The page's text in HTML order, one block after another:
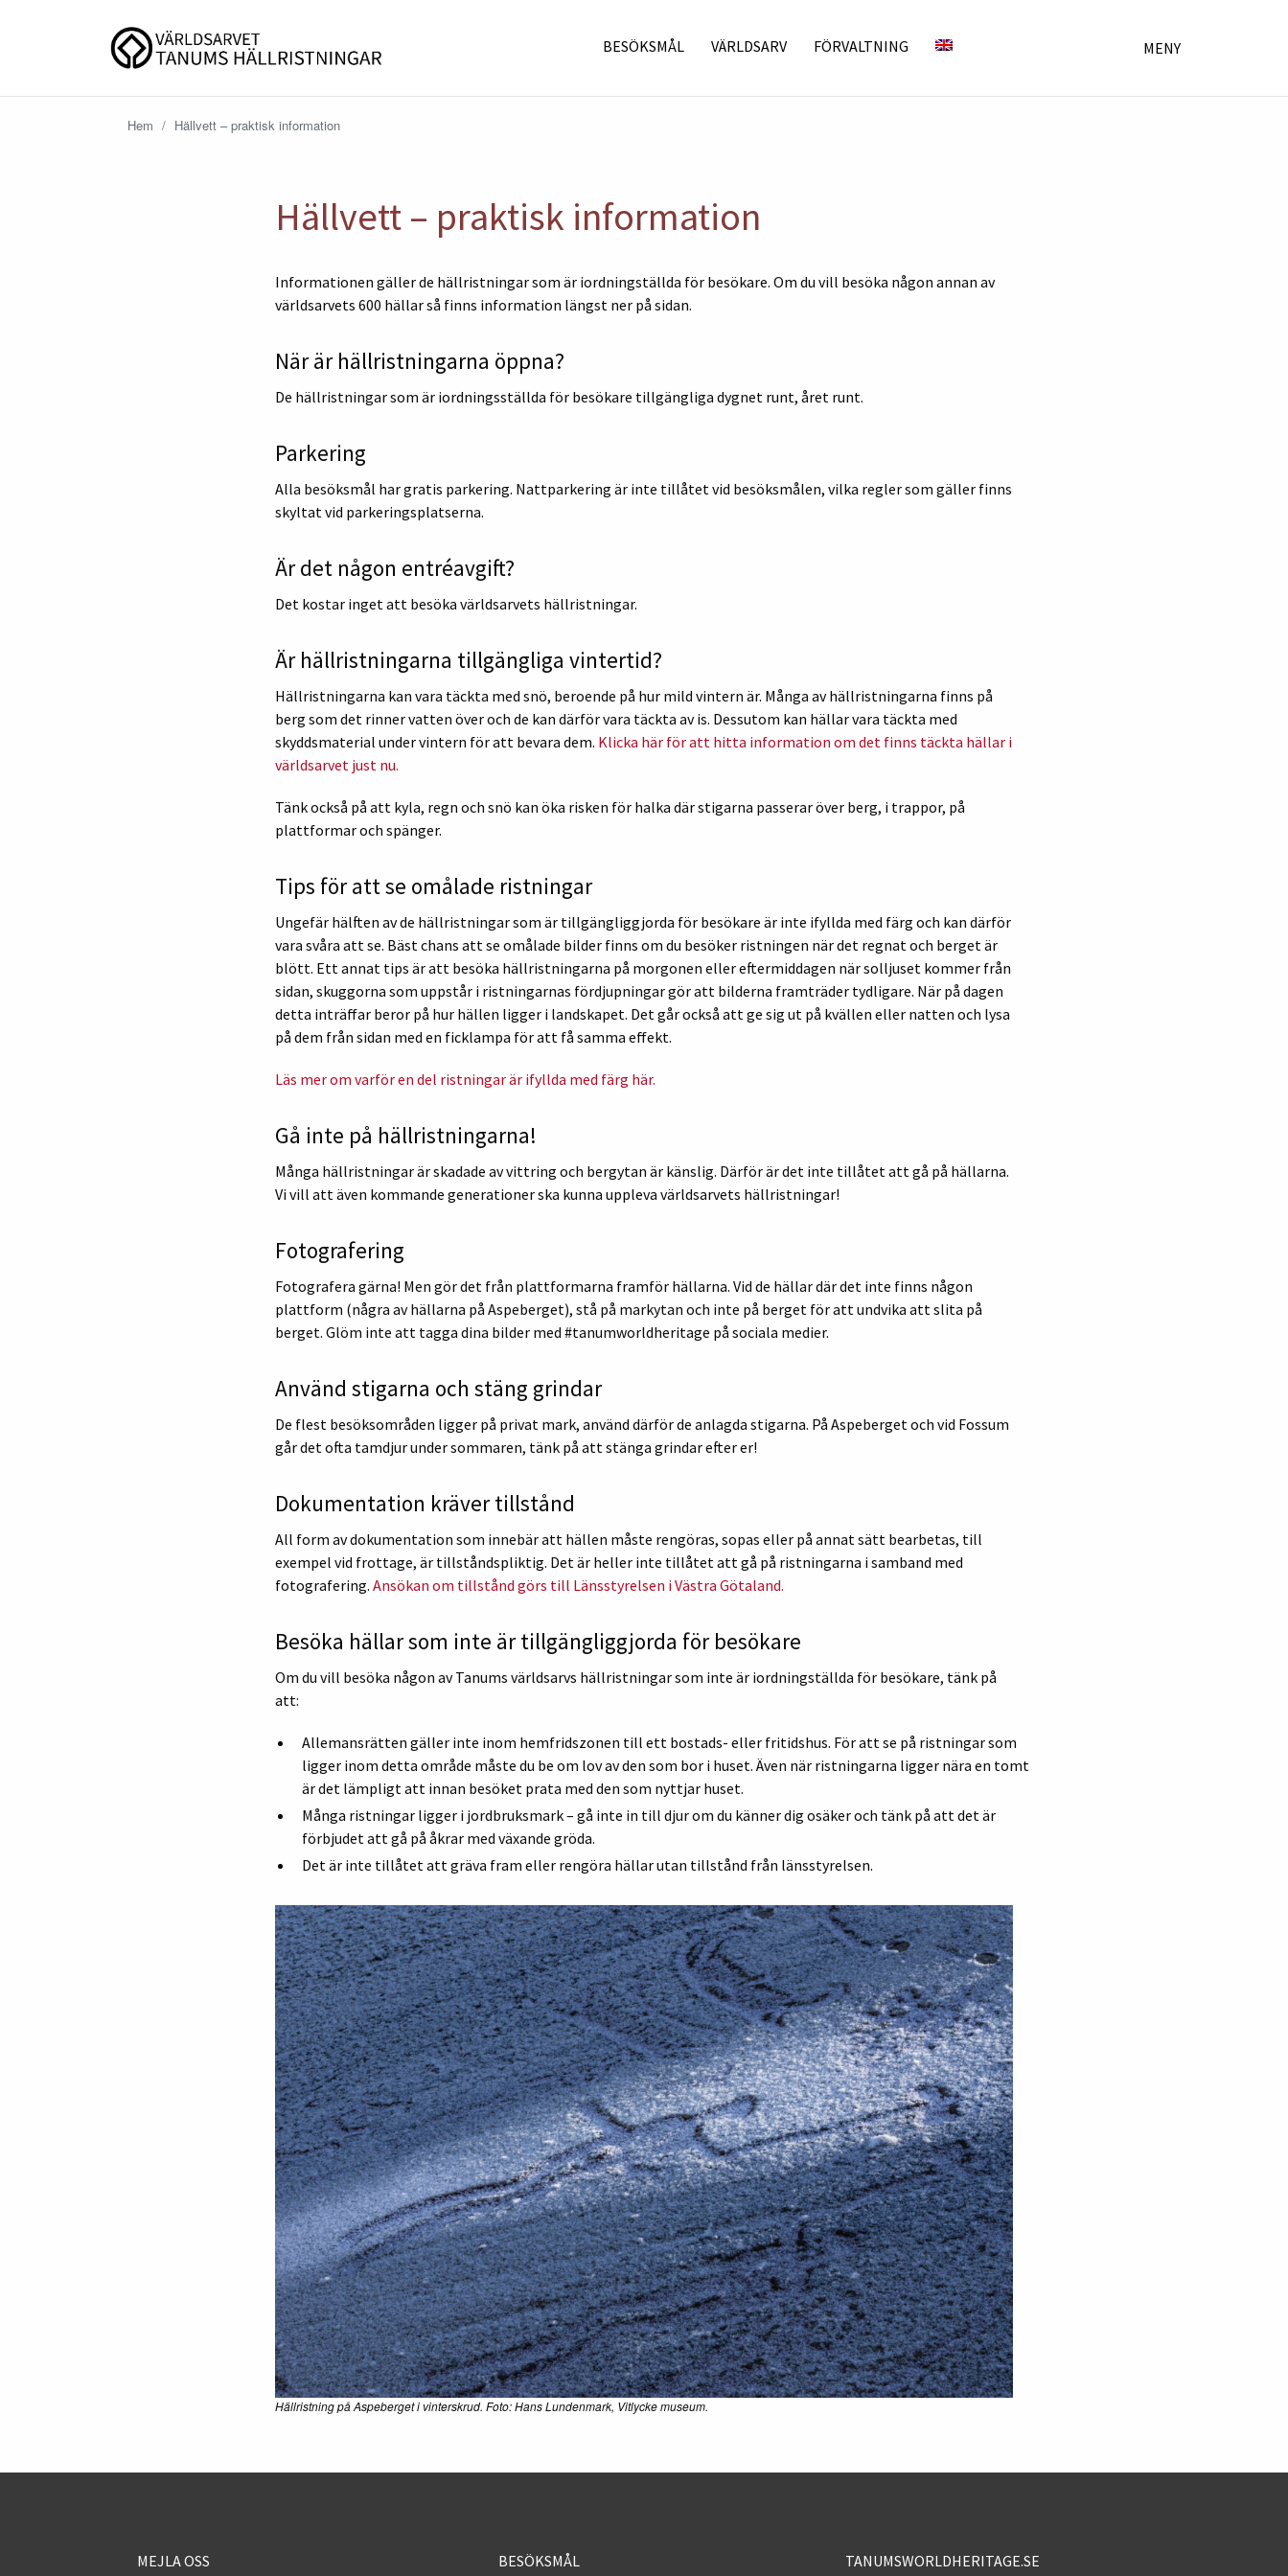
BESÖKSMÅL VÄRLDSARV FÖRVALTNING MENY
Hem / Hällvett – praktisk information
Hällvett – praktisk information
Informationen gäller de hällristningar som är iordningställda för besökare. Om du vill besöka någon annan av
världsarvets 600 hällar så finns information längst ner på sidan.
När är hällristningarna öppna?
De hällristningar som är iordningsställda för besökare tillgängliga dygnet runt, året runt.
Parkering
Alla besöksmål har gratis parkering. Nattparkering är inte tillåtet vid besöksmålen, vilka regler som gäller finns
skyltat vid parkeringsplatserna.
Är det någon entréavgift?
Det kostar inget att besöka världsarvets hällristningar.
Är hällristningarna tillgängliga vintertid?
Hällristningarna kan vara täckta med snö, beroende på hur mild vintern är. Många av hällristningarna finns på
berg som det rinner vatten över och de kan därför vara täckta av is. Dessutom kan hällar vara täckta med
skyddsmaterial under vintern för att bevara dem. Klicka här för att hitta information om det finns täckta hällar i
världsarvet just nu.
Tänk också på att kyla, regn och snö kan öka risken för halka där stigarna passerar över berg, i trappor, på
plattformar och spänger.
Tips för att se omålade ristningar
Ungefär hälften av de hällristningar som är tillgängliggjorda för besökare är inte ifyllda med färg och kan därför
vara svåra att se. Bäst chans att se omålade bilder finns om du besöker ristningen när det regnat och berget är
blött. Ett annat tips är att besöka hällristningarna på morgonen eller eftermiddagen när solljuset kommer från
sidan, skuggorna som uppstår i ristningarnas fördjupningar gör att bilderna framträder tydligare. När på dagen
detta inträffar beror på hur hällen ligger i landskapet. Det går också att ge sig ut på kvällen eller natten och lysa
på dem från sidan med en ficklampa för att få samma effekt.
Läs mer om varför en del ristningar är ifyllda med färg här.
Gå inte på hällristningarna!
Många hällristningar är skadade av vittring och bergytan är känslig. Därför är det inte tillåtet att gå på hällarna.
Vi vill att även kommande generationer ska kunna uppleva världsarvets hällristningar!
Fotografering
Fotografera gärna! Men gör det från plattformarna framför hällarna. Vid de hällar där det inte finns någon
plattform (några av hällarna på Aspeberget), stå på markytan och inte på berget för att undvika att slita på
berget. Glöm inte att tagga dina bilder med #tanumworldheritage på sociala medier.
Använd stigarna och stäng grindar
De flest besöksområden ligger på privat mark, använd därför de anlagda stigarna. På Aspeberget och vid Fossum
går det ofta tamdjur under sommaren, tänk på att stänga grindar efter er!
Dokumentation kräver tillstånd
All form av dokumentation som innebär att hällen måste rengöras, sopas eller på annat sätt bearbetas, till
exempel vid frottage, är tillståndspliktig. Det är heller inte tillåtet att gå på ristningarna i samband med
fotografering. Ansökan om tillstånd görs till Länsstyrelsen i Västra Götaland.
Besöka hällar som inte är tillgängliggjorda för besökare
Om du vill besöka någon av Tanums världsarvs hällristningar som inte är iordningställda för besökare, tänk på
att:
Allemansrätten gäller inte inom hemfridszonen till ett bostads- eller fritidshus. För att se på ristningar som
ligger inom detta område måste du be om lov av den som bor i huset. Även när ristningarna ligger nära en tomt
är det lämpligt att innan besöket prata med den som nyttjar huset.
Många ristningar ligger i jordbruksmark – gå inte in till djur om du känner dig osäker och tänk på att det är
förbjudet att gå på åkrar med växande gröda.
Det är inte tillåtet att gräva fram eller rengöra hällar utan tillstånd från länsstyrelsen.
Hällristning på Aspeberget i vinterskrud. Foto: Hans Lundenmark, Vitlycke museum.
BESÖKSMÅL TANUMSWORLDHERITAGE.SE
MEJLA OSS